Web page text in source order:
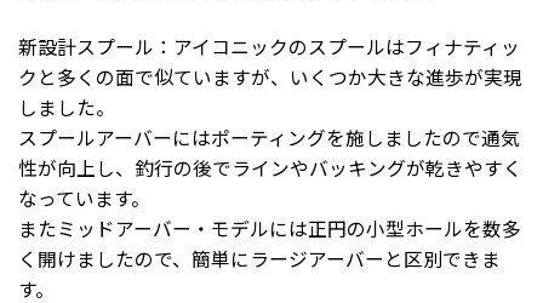
新設計スプール：アイコニックのスプールはフィナティッ
クと多くの面で似ていますが、いくつか大きな進歩が実現
しました。
スプールアーバーにはポーティングを施しましたので通気
性が向上し、釣行の後でラインやバッキングが乾きやすく
なっています。
またミッドアーバー・モデルには正円の小型ホールを数多
く開けましたので、簡単にラージアーバーと区別できま
す。